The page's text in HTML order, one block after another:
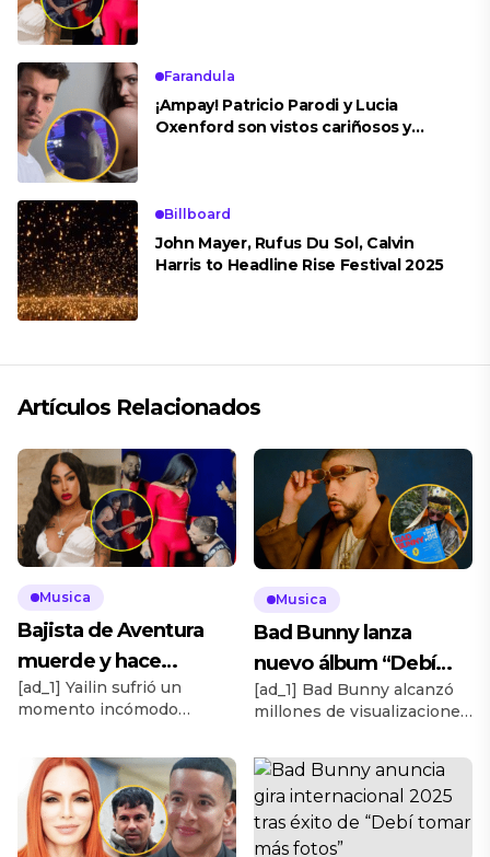
Farandula
¡Ampay! Patricio Parodi y Lucia
Oxenford son vistos cariñosos y
Billboard
John Mayer, Rufus Du Sol, Calvin
Harris to Headline Rise Festival 2025
Artículos Relacionados
Musica
Bajista de Aventura
muerde y hace
tocamientos
indebidos a Yailin en
concierto
[ad_1] Yailin sufrió un
momento incómodo
concierto de Aventura en
República Dominicana,
donde actuó como invitada
especial. Fue el bajista del
grupo, Max Santos, quien le
Musica
Bad Bunny lanza
nuevo álbum “Debí
tirar más fotos”
[ad_1] Bad Bunny alcanzó
millones de visualizaciones
entre ellos, “Turista” y
“Nuevayol”. Todas las
canciones de ‘DTMF’ ya se
encuentran en Spotify,
Apple Music, YouTube y